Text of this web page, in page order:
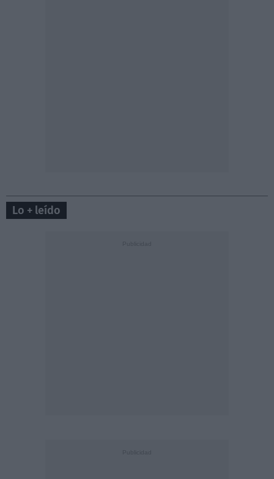
Lo + leído